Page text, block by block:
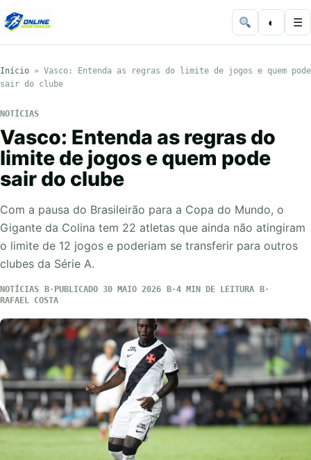
◐ ☰
Início » Vasco: Entenda as regras do limite de jogos e quem pode
sair do clube
NOTÍCIAS
Vasco: Entenda as regras do
limite de jogos e quem pode
sair do clube
Com a pausa do Brasileirão para a Copa do Mundo, o
Gigante da Colina tem 22 atletas que ainda não atingiram
o limite de 12 jogos e poderiam se transferir para outros
clubes da Série A.
NOTÍCIAS PUBLICADO 30 MAIO 2026
4 MIN DE LEITURA
RAFAEL COSTA